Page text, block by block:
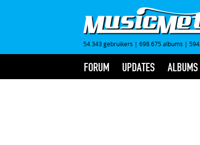
54.343 gebruikers | 698.675 albums |
FORUM UPDATES ALBUMS